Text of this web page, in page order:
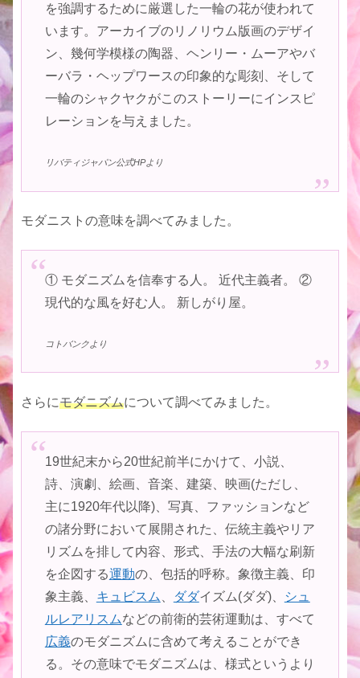
を強調するために厳選した一輪の花が使われて
います。アーカイブのリノリウム版画のデザイ
ン、幾何学模様の陶器、ヘンリー・ムーアやバ
ーバラ・ヘップワースの印象的な彫刻、そして
一輪のシャクヤクがこのストーリーにインスピ
レーションを与えました。
リバティジャパン公式HPより
モダニストの意味を調べてみました。
① モダニズムを信奉する人。 近代主義者。 ②
現代的な風を好む人。 新しがり屋。
コトバンクより
さらにモダニズムについて調べてみました。
19世紀末から20世紀前半にかけて、小説、
詩、演劇、絵画、音楽、建築、映画(ただし、
主に1920年代以降)、写真、ファッションなど
の諸分野において展開された、伝統主義やリア
リズムを排して内容、形式、手法の大幅な刷新
を企図する運動の、包括的呼称。象徴主義、印
象主義、 キュビスム ダダイズム(ダダ)、
シュ
ルレアリスムなどの前衛的芸術運動は、すべて
広義のモダニズムに含めて考えることができ
る。その意味でモダニズムは、様式というより